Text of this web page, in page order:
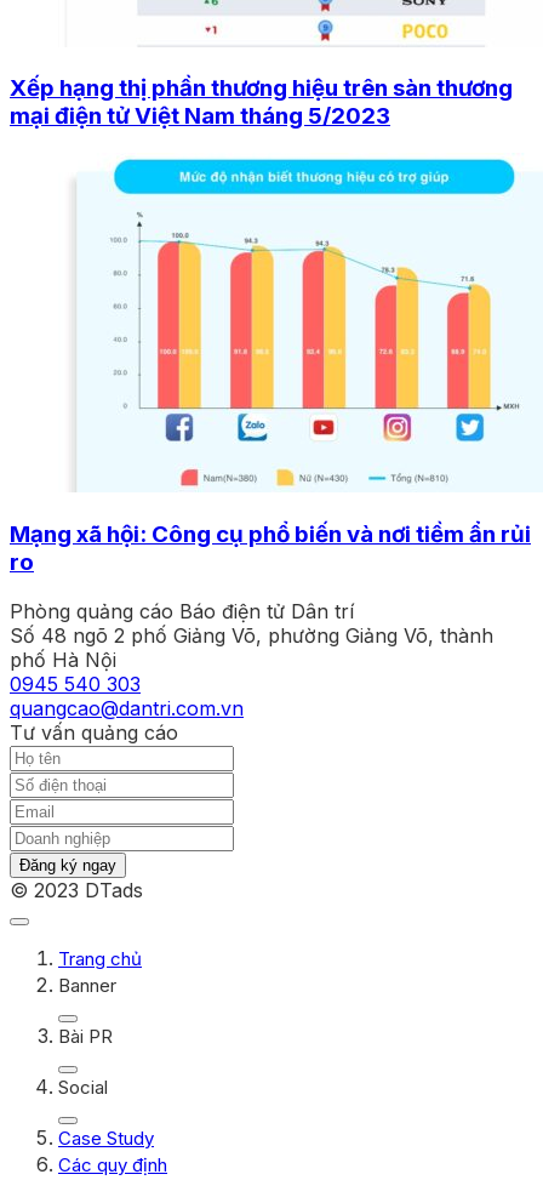
Xếp hạng thị phần thương hiệu trên sàn thương
mại điện tử Việt Nam tháng 5/2023
Mạng xã hội: Công cụ phổ biến và nơi tiềm ẩn rủi
ro
Phòng quảng cáo Báo điện tử Dân trí
Số 48 ngõ 2 phố Giảng Võ, phường Giảng Võ, thành
phố Hà Nội
0945 540 303
quangcao@dantri.com.vn
Tư vấn quảng cáo
Đăng ký ngay
© 2023 DTads
Trang chủ
Banner
Bài PR
Social
Case Study
Các quy định